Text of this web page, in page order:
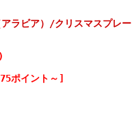
ラビア）/クリスマスプレー
ポイント～]